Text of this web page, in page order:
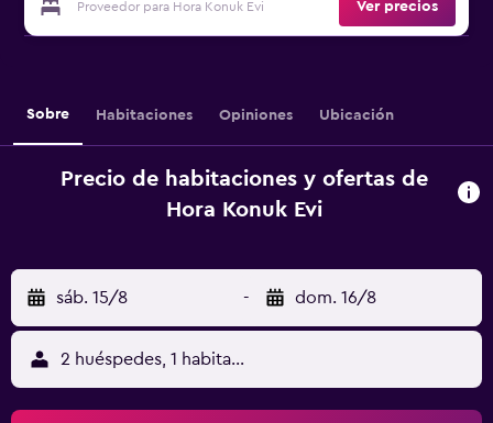
Proveedor para Hora Konuk Evi Ver precios
Sobre Habitaciones Opiniones Ubicación
Precio de habitaciones y ofertas de
Hora Konuk Evi
sáb. 15/8 - dom. 16/8
2 huéspedes, 1 habitación